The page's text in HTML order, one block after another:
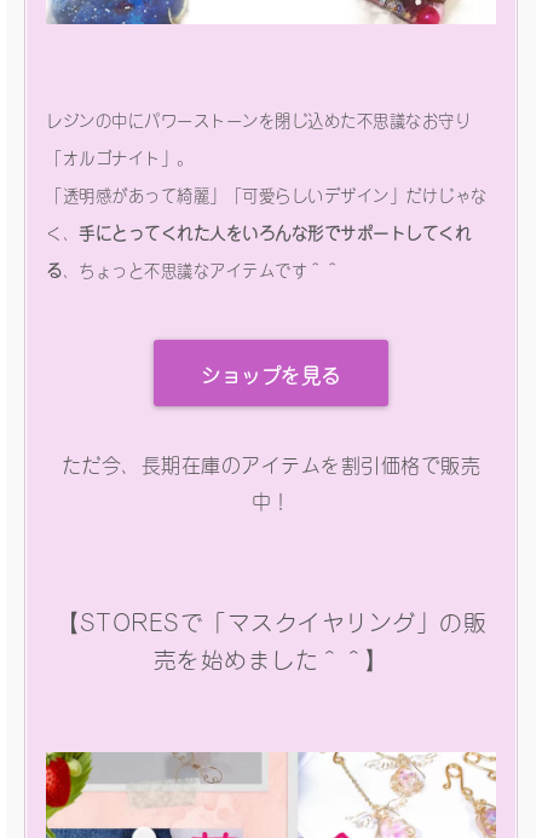
レジンの中にパワーストーンを閉じ込めた不思議なお守り
「オルゴナイト」。
「透明感があって綺麗」「可愛らしいデザイン」だけじゃな
く、 手にとってくれた人をいろんな形でサポートしてくれ
る 、ちょっと不思議なアイテムです＾＾
ショップを見る
ただ今、長期在庫のアイテムを割引価格で販売
中！
【STORESで「マスクイヤリング」の販
売を始めました＾＾】